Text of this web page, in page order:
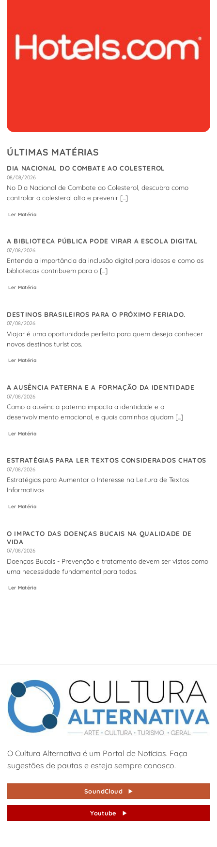
ÚLTIMAS MATÉRIAS
DIA NACIONAL DO COMBATE AO COLESTEROL
08/08/2026
No Dia Nacional de Combate ao Colesterol, descubra como
controlar o colesterol alto e prevenir [...]
Ler Matéria
A BIBLIOTECA PÚBLICA PODE VIRAR A ESCOLA DIGITAL
07/08/2026
Entenda a importância da inclusão digital para idosos e como as
bibliotecas contribuem para o [...]
Ler Matéria
DESTINOS BRASILEIROS PARA O PRÓXIMO FERIADO.
07/08/2026
Viajar é uma oportunidade perfeita para quem deseja conhecer
novos destinos turísticos.
Ler Matéria
A AUSÊNCIA PATERNA E A FORMAÇÃO DA IDENTIDADE
07/08/2026
Como a ausência paterna impacta a identidade e o
desenvolvimento emocional, e quais caminhos ajudam [...]
Ler Matéria
ESTRATÉGIAS PARA LER TEXTOS CONSIDERADOS CHATOS
07/08/2026
Estratégias para Aumentar o Interesse na Leitura de Textos
Informativos
Ler Matéria
O IMPACTO DAS DOENÇAS BUCAIS NA QUALIDADE DE
VIDA
07/08/2026
Doenças Bucais - Prevenção e tratamento devem ser vistos como
uma necessidade fundamental para todos.
Ler Matéria
O Cultura Alternativa é um Portal de Notícias. Faça
sugestões de pautas e esteja sempre conosco.
SoundCloud
Youtube